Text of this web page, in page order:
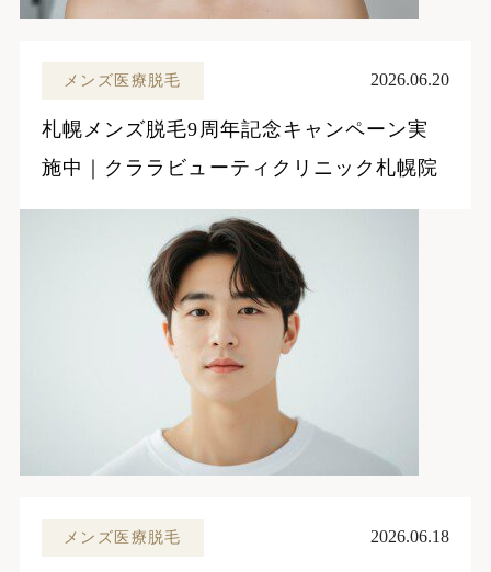
メンズ医療脱毛 2026.06.20
札幌メンズ脱毛9周年記念キャンペーン実
施中｜クララビューティクリニック札幌院
メンズ医療脱毛 2026.06.18